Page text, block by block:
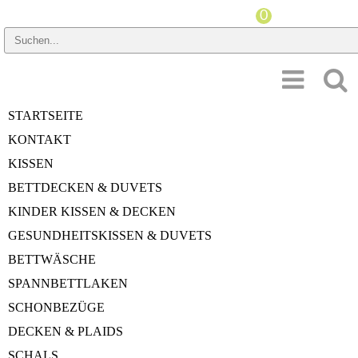
STARTSEITE
KONTAKT
KISSEN
BETTDECKEN & DUVETS
KINDER KISSEN & DECKEN
GESUNDHEITSKISSEN & DUVETS
BETTWÄSCHE
SPANNBETTLAKEN
SCHONBEZÜGE
DECKEN & PLAIDS
HERSTELLER
GRÖSSE KISSEN
WÄRMEINDEX
STÜTZKRAFTINDEX
MATERIAL